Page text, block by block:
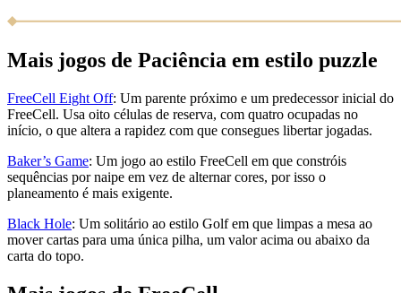
Mais jogos de Paciência em estilo puzzle
FreeCell Eight Off: Um parente próximo e um predecessor inicial do
FreeCell. Usa oito células de reserva, com quatro ocupadas no
início, o que altera a rapidez com que consegues libertar jogadas.
Baker’s Game: Um jogo ao estilo FreeCell em que constróis
sequências por naipe em vez de alternar cores, por isso o
planeamento é mais exigente.
Black Hole: Um solitário ao estilo Golf em que limpas a mesa ao
mover cartas para uma única pilha, um valor acima ou abaixo da
carta do topo.